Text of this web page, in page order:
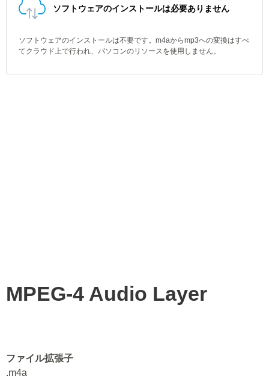
ソフトウェアのインストールは必要ありません
ソフトウェアのインストールは不要です。m4aからmp3への変換はすべ
てクラウド上で行われ、パソコンのリソースを使用しません。
MPEG-4 Audio Layer
ファイル拡張子
.m4a